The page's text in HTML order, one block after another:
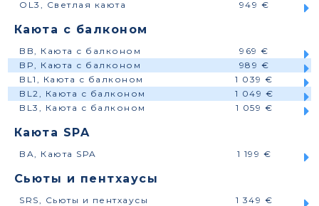
OL3, Светлая каюта
949 €
Каюта с балконом
BB, Каюта с балконом
969 €
BP, Каюта с балконом
989 €
BL1, Каюта с балконом
1 039 €
BL2, Каюта с балконом
1 049 €
BL3, Каюта с балконом
1 059 €
Каюта SPA
BA, Каюта SPA 1 199 €
Сьюты и пентхаусы
SRS, Сьюты и пентхаусы
1 349 €